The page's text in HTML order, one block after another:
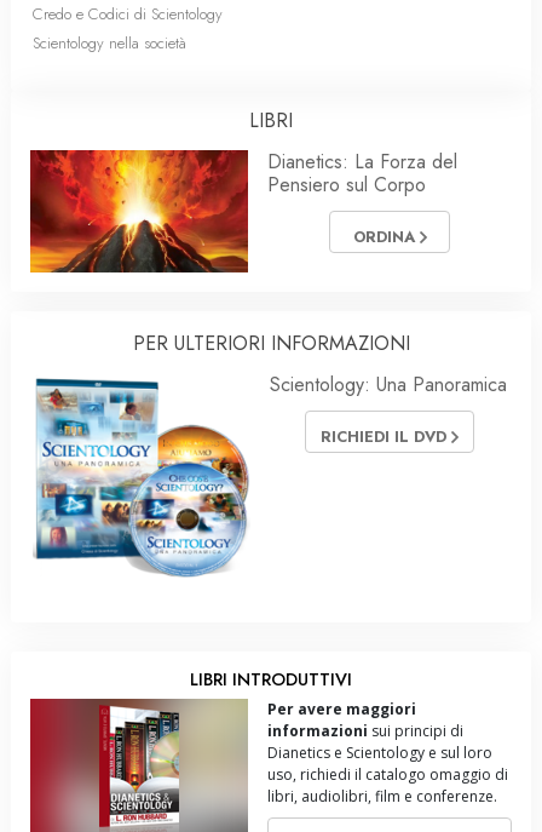
Credo e Codici di Scientology
Scientology nella società
LIBRI
Dianetics: La Forza del
Pensiero sul Corpo
ORDINA
PER ULTERIORI INFORMAZIONI
Scientology: Una Panoramica
RICHIEDI IL DVD
LIBRI INTRODUTTIVI
Per avere maggiori
informazioni sui principi di
Dianetics e Scientology e sul loro
uso, richiedi il catalogo omaggio di
libri, audiolibri, film e conferenze.